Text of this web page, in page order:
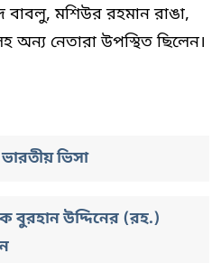
মশিউর রহমান রাঙা,
নেতারা উপস্থিত ছিলেন।
ভিসা
বুরহান উদ্দিনের (রহ.)